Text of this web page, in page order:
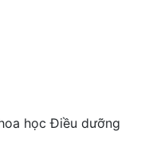
tại là:
học Điều dưỡng